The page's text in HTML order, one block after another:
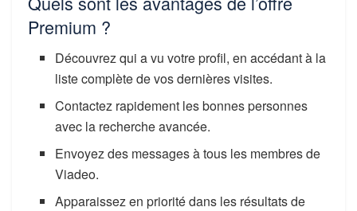
Premium ?
Découvrez qui a vu votre profil, en accédant à la
liste complète de vos dernières visites.
Contactez rapidement les bonnes personnes
avec la recherche avancée.
Envoyez des messages à tous les membres de
Viadeo.
Apparaissez en priorité dans les résultats de